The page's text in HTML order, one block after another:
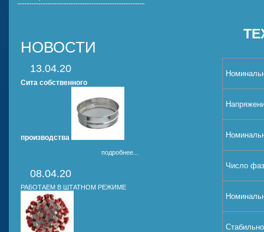
НОВОСТИ
13.04.20
Сита собственного
производства
подробнее...
08.04.20
РАБОТАЕМ В ШТАТНОМ РЕЖИМЕ
Число фаз